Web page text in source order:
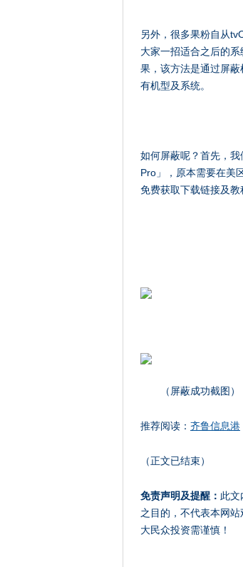
另外，很多果粉自从
大家一招适合之后的
果，该方法是通过屏
有机型及系统。
如何屏蔽呢？首先，
Pro」，原本需要在美
免费获取下载链接及
（屏蔽成功截图）
推荐阅读： 齐鲁信息港
（正文已结束）
免责声明及提醒： 此文
之目的，不代表本网
大民众投资需谨慎！